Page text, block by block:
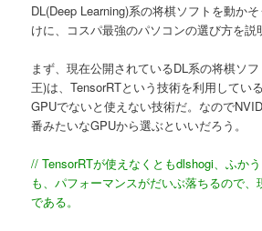
ン
ツ
へ
動
DL(Deep Learning)系の将棋ソフトを動か
けに、コスパ最強のパソコンの選び方を説
まず、現在公開されているDL系の将棋ソ
王)は、TensorRTという技術を利用してい
GPUでないと使えない技術だ。なので
番みたいなGPUから選ぶといいだろう。
// TensorRTが使えなくともdlshogi、ふか
も、パフォーマンスがだいぶ落ちるので、
である。